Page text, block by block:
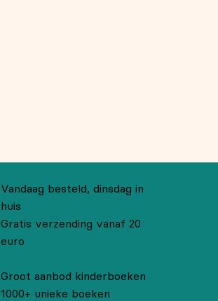
Vandaag besteld, dinsdag in
huis
Gratis verzending vanaf 20
euro
Groot aanbod kinderboeken
1000+ unieke boeken